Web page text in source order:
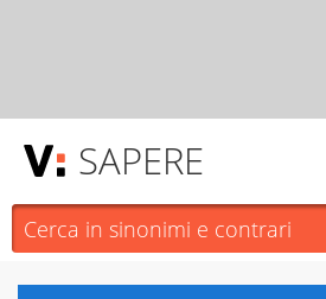
SAPERE